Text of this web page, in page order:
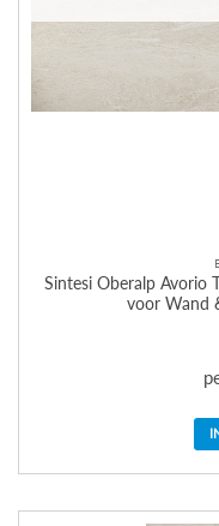
Sintesi Oberalp Avorio
voor Wand